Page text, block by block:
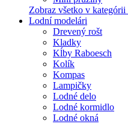
Zobraz všetko v
Lodní modelári
Drevený rošt
Kladky
Kĺby Raboesch
Kolík
Kompas
Lampičky
Lodné delo
Lodné kormidlo
Lodné okná